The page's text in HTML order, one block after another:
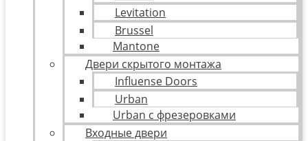
Levitation
Brussel
Mantone
Двери скрытого монтажа
Influense Doors
Urban
Urban с фрезеровками
Входные двери